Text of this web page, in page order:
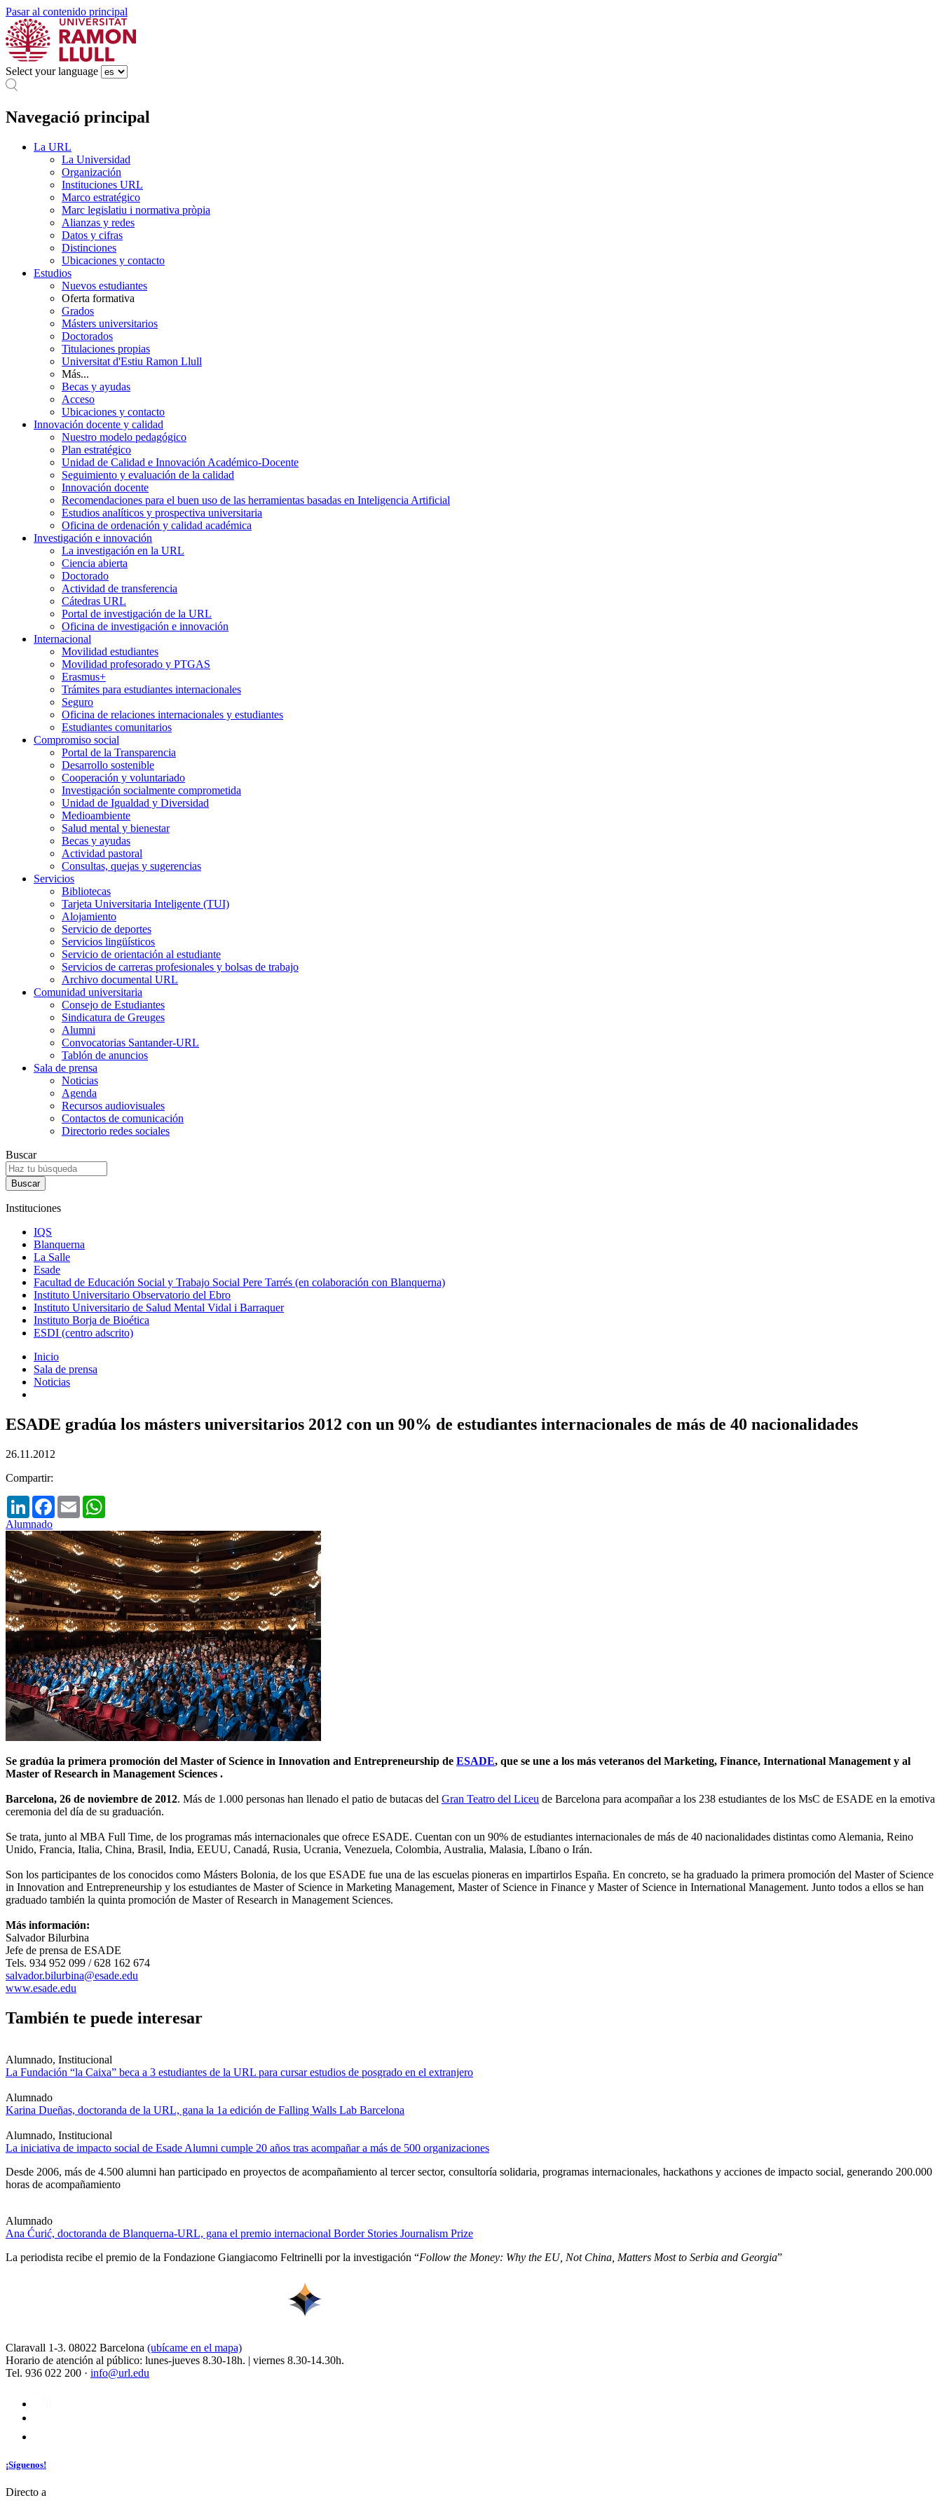
Pasar al contenido principal
Select your language
Navegació principal
La URL
La Universidad
Organización
Instituciones URL
Marco estratégico
Marc legislatiu i normativa pròpia
Alianzas y redes
Datos y cifras
Distinciones
Ubicaciones y contacto
Estudios
Nuevos estudiantes
Oferta formativa
Grados
Másters universitarios
Doctorados
Titulaciones propias
Universitat d'Estiu Ramon Llull
Más...
Becas y ayudas
Acceso
Ubicaciones y contacto
Innovación docente y calidad
Nuestro modelo pedagógico
Plan estratégico
Unidad de Calidad e Innovación Académico-Docente
Seguimiento y evaluación de la calidad
Innovación docente
Recomendaciones para el buen uso de las herramientas basadas en Inteligencia Artificial
Estudios analíticos y prospectiva universitaria
Oficina de ordenación y calidad académica
Investigación e innovación
La investigación en la URL
Ciencia abierta
Doctorado
Actividad de transferencia
Cátedras URL
Portal de investigación de la URL
Oficina de investigación e innovación
Internacional
Movilidad estudiantes
Movilidad profesorado y PTGAS
Erasmus+
Trámites para estudiantes internacionales
Seguro
Oficina de relaciones internacionales y estudiantes
Estudiantes comunitarios
Compromiso social
Portal de la Transparencia
Desarrollo sostenible
Cooperación y voluntariado
Investigación socialmente comprometida
Unidad de Igualdad y Diversidad
Medioambiente
Salud mental y bienestar
Becas y ayudas
Actividad pastoral
Consultas, quejas y sugerencias
Servicios
Bibliotecas
Tarjeta Universitaria Inteligente (TUI)
Alojamiento
Servicio de deportes
Servicios lingüísticos
Servicio de orientación al estudiante
Servicios de carreras profesionales y bolsas de trabajo
Archivo documental URL
Comunidad universitaria
Consejo de Estudiantes
Sindicatura de Greuges
Alumni
Convocatorias Santander-URL
Tablón de anuncios
Sala de prensa
Noticias
Agenda
Recursos audiovisuales
Contactos de comunicación
Directorio redes sociales
Buscar
Instituciones
IQS
Blanquerna
La Salle
Esade
Facultad de Educación Social y Trabajo Social Pere Tarrés (en colaboración con Blanquerna)
Instituto Universitario Observatorio del Ebro
Instituto Universitario de Salud Mental Vidal i Barraquer
Instituto Borja de Bioética
ESDI (centro adscrito)
Inicio
Sala de prensa
Noticias
ESADE gradúa los másters universitarios 2012 con un 90% de estudiantes internacionales de más de 40 nacionalidades
26.11.2012
Compartir:
LinkedInFacebook
Email
Alumnado
Se gradúa la primera promoción del Master of Science in Innovation and Entrepreneurship de ESADE, que se une a los más veteranos del Marketing, Finance, International Management y al
Master of Research in Management Sciences .
Barcelona, 26 de noviembre de 2012. Más de 1.000 personas han llenado el patio de butacas del Gran Teatro del Liceu de Barcelona para acompañar a los 238 estudiantes de los MsC de ESADE en la emotiva
ceremonia del día de su graduación.
Se trata, junto al MBA Full Time, de los programas más internacionales que ofrece ESADE. Cuentan con un 90% de estudiantes internacionales de más de 40 nacionalidades distintas como Alemania, Reino
Unido, Francia, Italia, China, Brasil, India, EEUU, Canadá, Rusia, Ucrania, Venezuela, Colombia, Australia, Malasia, Líbano o Irán.
Son los participantes de los conocidos como Másters Bolonia, de los que ESADE fue una de las escuelas pioneras en impartirlos España. En concreto, se ha graduado la primera promoción del Master of Science
in Innovation and Entrepreneurship y los estudiantes de Master of Science in Marketing Management, Master of Science in Finance y Master of Science in International Management. Junto todos a ellos se han
graduado también la quinta promoción de Master of Research in Management Sciences.
Más información:
Salvador Bilurbina
Jefe de prensa de ESADE
Tels. 934 952 099 / 628 162 674
salvador.bilurbina@esade.edu
www.esade.edu
También te puede interesar
Alumnado, Institucional
La Fundación “la Caixa” beca a 3 estudiantes de la URL para cursar estudios de posgrado en el extranjero
Alumnado
Karina Dueñas, doctoranda de la URL, gana la 1a edición de Falling Walls Lab Barcelona
Alumnado, Institucional
La iniciativa de impacto social de Esade Alumni cumple 20 años tras acompañar a más de 500 organizaciones
Desde 2006, más de 4.500 alumni han participado en proyectos de acompañamiento al tercer sector, consultoría solidaria, programas internacionales, hackathons y acciones de impacto social, generando 200.000
horas de acompañamiento
Alumnado
Ana Ćurić, doctoranda de Blanquerna-URL, gana el premio internacional Border Stories Journalism Prize
La periodista recibe el premio de la Fondazione Giangiacomo Feltrinelli por la investigación “Follow the Money: Why the EU, Not China, Matters Most to Serbia and Georgia”
Claravall 1-3. 08022 Barcelona (ubícame en el mapa)
Horario de atención al público: lunes-jueves 8.30-18h. | viernes 8.30-14.30h.
Tel. 936 022 200 · info@url.edu
¡Síguenos!
Directo a